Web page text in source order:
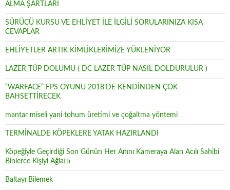
ALMA ŞARTLARI
SÜRÜCÜ KURSU VE EHLİYET İLE İLGİLİ SORULARINIZA KISA
CEVAPLAR
EHLİYETLER ARTIK KİMLİKLERİMİZE YÜKLENİYOR
LAZER TÜP DOLUMU ( DC LAZER TÜP NASIL DOLDURULUR )
“WARFACE” FPS OYUNU 2018’DE KENDİNDEN ÇOK
BAHSETTİRECEK
mantar miseli yani tohum üretimi ve çoğaltma yöntemi
TERMİNALDE KÖPEKLERE YATAK HAZIRLANDI
Köpeğiyle Geçirdiği Son Günün Her Anını Kameraya Alan Acılı Sahibi
Binlerce Kişiyi Ağlattı
Baltayı Bilemek